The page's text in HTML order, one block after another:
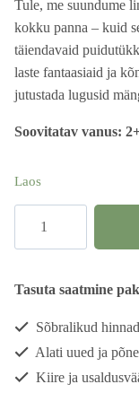
Tule, me suundume
kokku panna – kuid
täiendavaid
laste fantaasiaid ja
jutustada lugusid
Soovitatav vanus:
Laos
Tasuta saatmine
Sõbralikud
Alati uued ja
Kiire ja